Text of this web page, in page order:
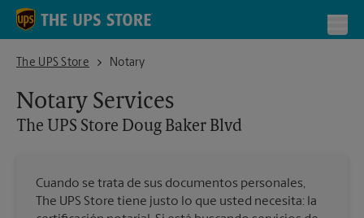
Skip to content
Return to Nav
The UPS Store
The UPS Store Doug Baker Blvd
Notary
Notary Services
The UPS Store Doug Baker Blvd
Cuando se trata de sus documentos personales,
The UPS Store tiene justo lo que usted necesita: la